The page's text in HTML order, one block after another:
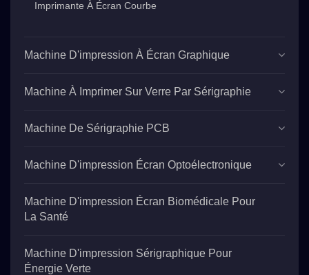
Imprimante À Écran Courbe
Machine D'impression À Écran Graphique
Machine À Imprimer Sur Verre Par Sérigraphie
Machine De Sérigraphie PCB
Machine D'impression Écran Optoélectronique
Machine D'impression Écran Biomédicale Pour
La Santé
Machine D'impression Sérigraphique Pour
Énergie Verte